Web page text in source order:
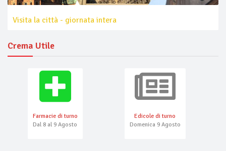
Visita la città - giornata intera
Crema Utile
Farmacie di turno
Dal 8 al 9 Agosto
Edicole di turno
Domenica 9 Agosto